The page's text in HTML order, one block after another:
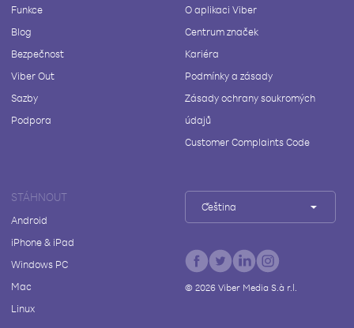
Funkce
Blog
Bezpečnost
Viber Out
Sazby
Podpora
O aplikaci Viber
Centrum značek
Kariéra
Podmínky a zásady
Zásady ochrany soukromých
údajů
Customer Complaints Code
STÁHNOUT
Android
iPhone & iPad
Windows PC
Mac
Linux
Čeština
© 2026Viber Media S.à r.l.